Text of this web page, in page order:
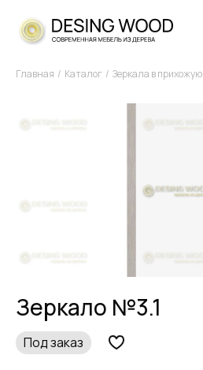
Главная Каталог Зеркала в прихожую
Зеркало №3.1
Под заказ